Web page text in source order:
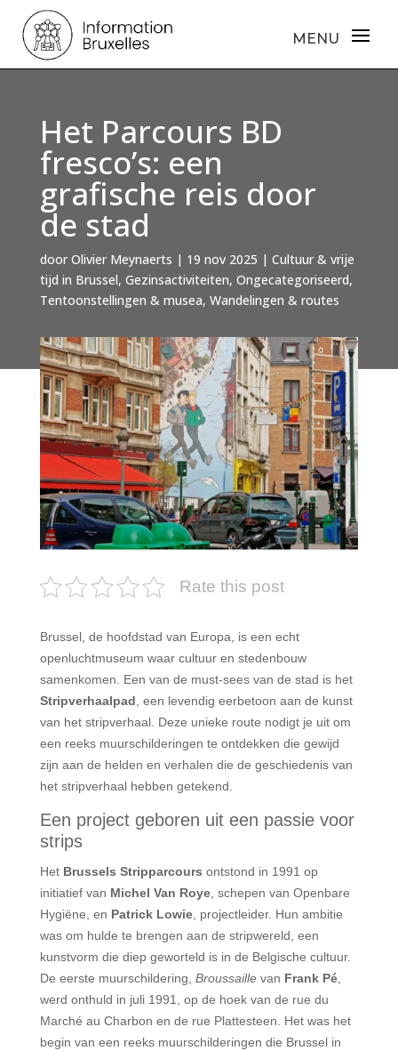
Het Parcours BD
fresco’s: een
grafische reis door
de stad
door Olivier Meynaerts | 19 nov 2025 | Cultuur & vrije
tijd in Brussel, Gezinsactiviteiten, Ongecategoriseerd,
Tentoonstellingen & musea, Wandelingen & routes
Rate this post
Brussel, de hoofdstad van Europa, is een echt
openluchtmuseum waar cultuur en stedenbouw
samenkomen. Een van de must-sees van de stad is het
Stripverhaalpad , een levendig eerbetoon aan de kunst
van het stripverhaal. Deze unieke route nodigt je uit om
een reeks muurschilderingen te ontdekken die gewijd
zijn aan de helden en verhalen die de geschiedenis van
het stripverhaal hebben getekend.
Een project geboren uit een passie voor
strips
Het Brussels Stripparcours ontstond in 1991 op
initiatief van Michel Van Roye, schepen van Openbare
Hygiëne, en Patrick Lowie, projectleider. Hun ambitie
was om hulde te brengen aan de stripwereld, een
kunstvorm die diep geworteld is in de Belgische cultuur.
De eerste muurschildering, Broussaillevan Frank Pé,
werd onthuld in juli 1991, op de hoek van de rue du
Marché au Charbon en de rue Plattesteen. Het was het
begin van een reeks muurschilderingen die Brussel in